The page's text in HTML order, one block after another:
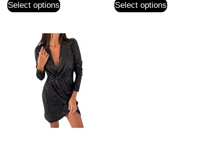
Select options Select options